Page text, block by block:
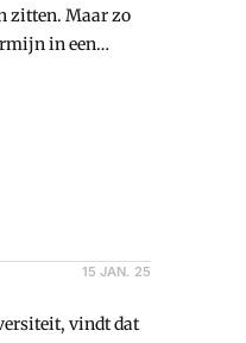
zitten. Maar zo
in een
15 JAN. 25
vindt dat